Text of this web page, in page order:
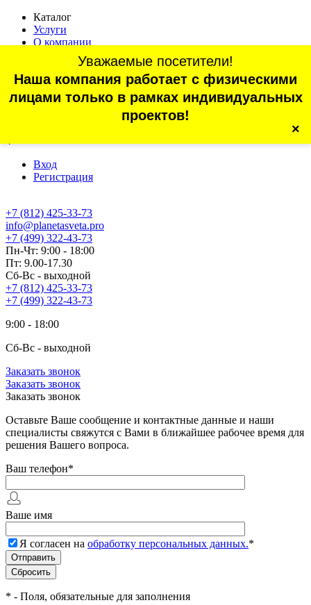
Каталог
Услуги
О компании
Статьи
Контакты
Отзывы
г. Санкт-Петербург, проспект Обуховской Обороны, 70, корп.
Вход
Регистрация
+7 (812) 425-33-73
Уважаемые посетители!
Наша компания работает с физическими
лицами только в рамках индивидуальных
проектов!
×
info@planetasveta.pro
+7 (499) 322-43-73
Пн-Чт: 9:00 - 18:00
Пт: 9.00-17.30
Сб-Вс - выходной
+7 (812) 425-33-73
+7 (499) 322-43-73
9:00 - 18:00
Сб-Вс - выходной
Заказать звонок
Заказать звонок
Заказать звонок
Оставьте Ваше сообщение и контактные данные и наши
специалисты свяжутся с Вами в ближайшее рабочее время для
решения Вашего вопроса.
Ваш телефон*
Ваше имя
Я согласен на обработку персональных данных.*
* - Поля, обязательные для заполнения